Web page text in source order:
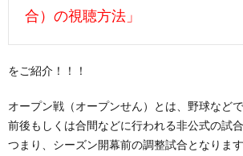
合）の視聴方法」
をご紹介！！！
オープン戦（オープンせん）とは、野球など
前後もしくは合間などに行われる非公式の試合
つまり、シーズン開幕前の調整試合となります